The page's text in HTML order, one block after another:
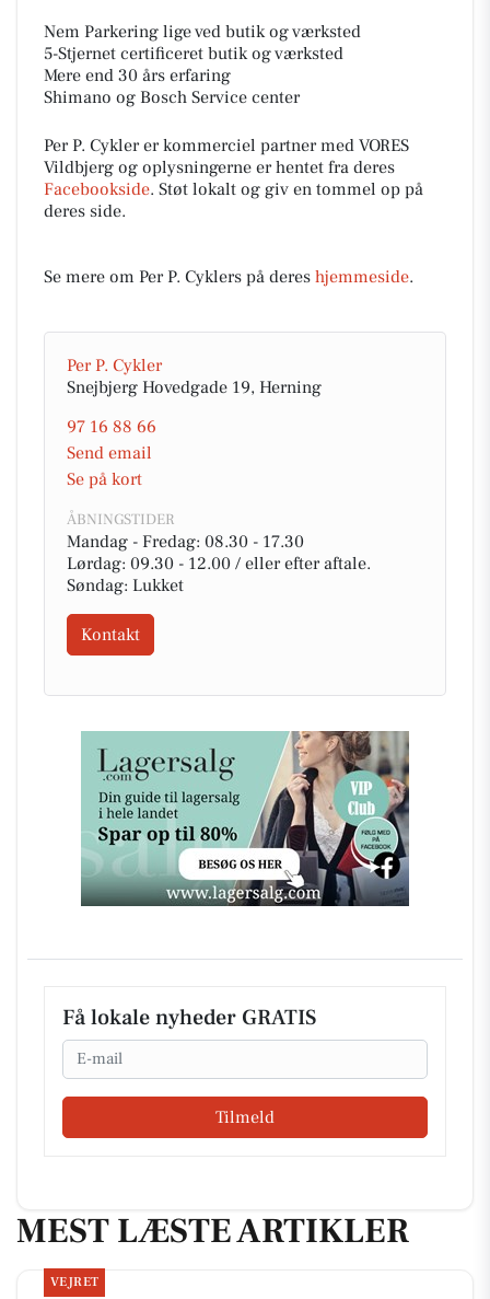
Nem Parkering lige ved butik og værksted
5-Stjernet certificeret butik og værksted
Mere end 30 års erfaring
Shimano og Bosch Service center
Per P. Cykler er kommerciel partner med VORES
Vildbjerg og oplysningerne er hentet fra deres
Facebookside. Støt lokalt og giv en tommel op på
deres side.
Se mere om Per P. Cyklers på deres hjemmeside.
Per P. Cykler
Snejbjerg Hovedgade 19, Herning
97 16 88 66
Send email
Se på kort
ÅBNINGSTIDER
Mandag - Fredag: 08.30 - 17.30
Lørdag: 09.30 - 12.00 / eller efter aftale.
Søndag: Lukket
Kontakt
Få lokale nyheder GRATIS
Email
Tilmeld
MEST LÆSTE ARTIKLER
VEJRET